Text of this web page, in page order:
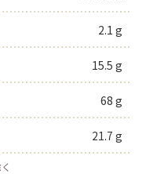
2.1 g
15.5 g
68 g
21.7 g